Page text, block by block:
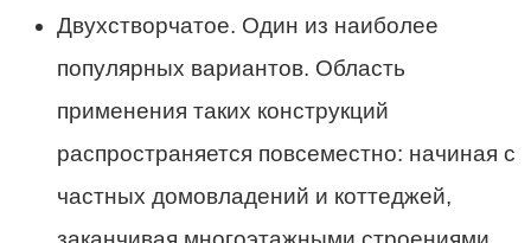
Двухстворчатое. Один из наиболее
популярных вариантов. Область
применения таких конструкций
распространяется повсеместно: начиная с
частных домовладений и коттеджей,